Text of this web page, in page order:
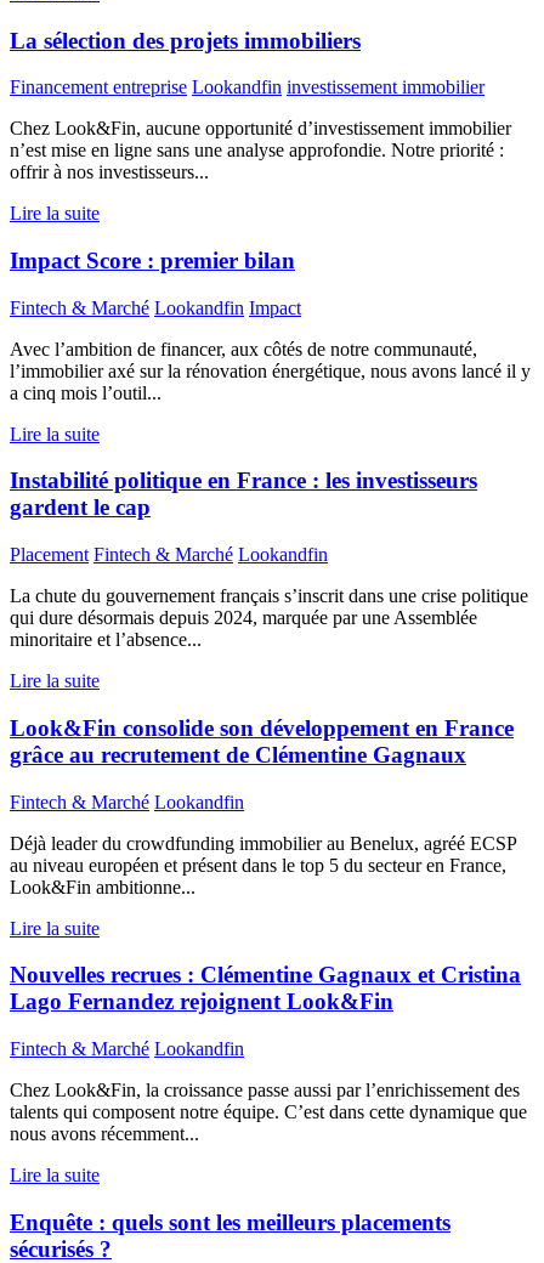
La sélection des projets immobiliers
Financement entreprise Lookandfin investissement immobilier
Chez Look&Fin, aucune opportunité d’investissement immobilier
n’est mise en ligne sans une analyse approfondie. Notre priorité :
offrir à nos investisseurs...
Lire la suite
Impact Score : premier bilan
Fintech & Marché Lookandfin Impact
Avec l’ambition de financer, aux côtés de notre communauté,
l’immobilier axé sur la rénovation énergétique, nous avons lancé il y
a cinq mois l’outil...
Lire la suite
Instabilité politique en France : les investisseurs
gardent le cap
Placement Fintech & Marché Lookandfin
La chute du gouvernement français s’inscrit dans une crise politique
qui dure désormais depuis 2024, marquée par une Assemblée
minoritaire et l’absence...
Lire la suite
Look&Fin consolide son développement en France
grâce au recrutement de Clémentine Gagnaux
Fintech & Marché Lookandfin
Déjà leader du crowdfunding immobilier au Benelux, agréé ECSP
au niveau européen et présent dans le top 5 du secteur en France,
Look&Fin ambitionne...
Lire la suite
Nouvelles recrues : Clémentine Gagnaux et Cristina
Lago Fernandez rejoignent Look&Fin
Fintech & Marché Lookandfin
Chez Look&Fin, la croissance passe aussi par l’enrichissement des
talents qui composent notre équipe. C’est dans cette dynamique que
nous avons récemment...
Lire la suite
Enquête : quels sont les meilleurs placements
sécurisés ?